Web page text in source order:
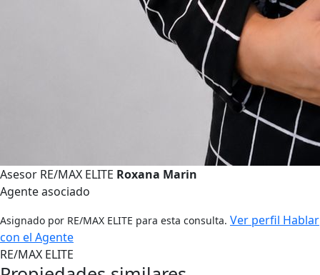
Asesor RE/MAX ELITE Roxana Marin
Agente asociado
Asignado por RE/MAX ELITE para esta consulta. Ver perfil Hablar
con el Agente
RE/MAX ELITE